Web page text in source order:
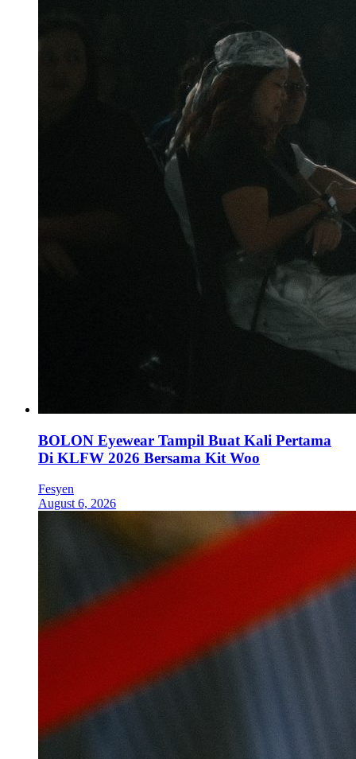
BOLON Eyewear Tampil Buat Kali Pertama
Di KLFW 2026 Bersama Kit Woo
Fesyen
August 6, 2026